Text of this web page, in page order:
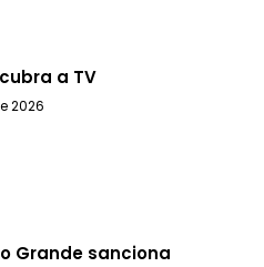
a TV
2026
Grande sanciona